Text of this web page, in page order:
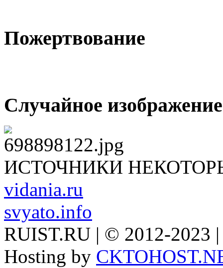
Пожертвование
Случайное изображение
ИСТОЧНИКИ
vidania.ru
svyato.info
RUIST.RU | © 2012-2023
Hosting by